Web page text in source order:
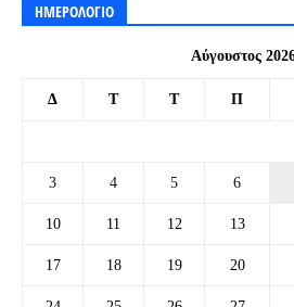
ΗΜΕΡΟΛΟΓΙΟ
Αύγουστος
Δ Τ Τ Π
3 4 5 6
10 11 12 13
17 18 19 20